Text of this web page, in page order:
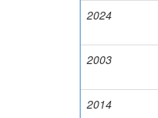
2024
2003
2014